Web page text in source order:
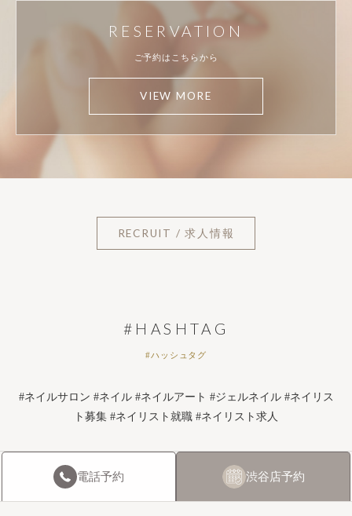
ご予約はこちらから
RESERVATION
VIEW MORE
RECRUIT / 求人情報
#ハッシュタグ
#HASHTAG
#ネイルサロン #ネイル #ネイルアート #ジェルネイル #ネイリス
ト募集 #ネイリスト就職 #ネイリスト求人
電話予約 渋谷店予約